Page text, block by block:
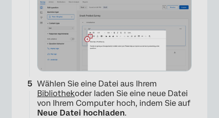
×
Wählen Sie eine Datei aus Ihrem
Bibliothekoder laden Sie eine neue Datei
von Ihrem Computer hoch, indem Sie auf
Neue Datei hochladen.